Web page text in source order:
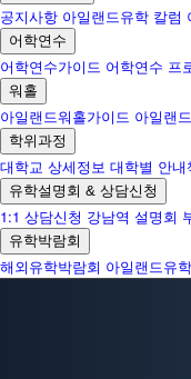
공지사항 아일랜드유학 칼럼
어학연수
어학연수가이드 어학연수 프
워홀
아일랜드워홀가이드 아일랜
학위과정
대학교 상세정보 대학별 안내
유학설명회 & 상담신청
1:1 상담신청 강남역 설명회
유학박람회
해외유학박람회 아일랜드유